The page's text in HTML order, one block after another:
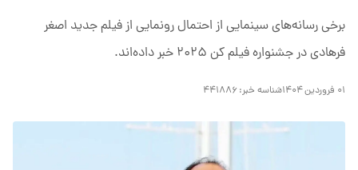
برخی رسانه‌های سینمایی از احتمال رونمایی از فیلم جدید اصغر
فرهادی در جشنواره فیلم کن ۲۰۲۵ خبر داده‌اند.
۰۱ فروردین ۱۴۰۴ شناسه خبر: ۴۴۱۸۸۶